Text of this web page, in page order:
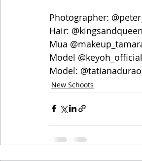
Photographer:
Hair:
Mua
Model @keyoh_official
Model: @tatianadurao
New Schoots